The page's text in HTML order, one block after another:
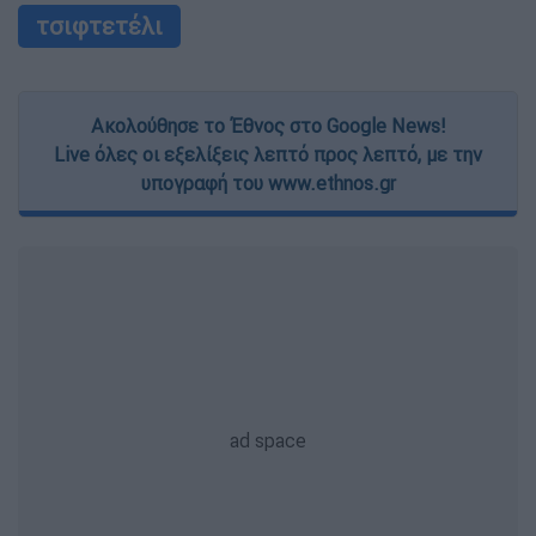
τσιφτετέλι
Ακολούθησε το Έθνος στο Google News!
Live όλες οι εξελίξεις λεπτό προς λεπτό, με την
υπογραφή του www.ethnos.gr